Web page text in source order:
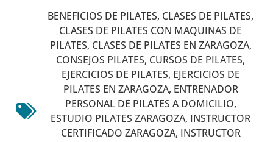
BENEFICIOS DE PILATES, CLASES DE PILATES,
CLASES DE PILATES CON MAQUINAS DE
PILATES, CLASES DE PILATES EN ZARAGOZA,
CONSEJOS PILATES, CURSOS DE PILATES,
EJERCICIOS DE PILATES, EJERCICIOS DE
PILATES EN ZARAGOZA, ENTRENADOR
PERSONAL DE PILATES A DOMICILIO,
ESTUDIO PILATES ZARAGOZA, INSTRUCTOR
CERTIFICADO ZARAGOZA, INSTRUCTOR